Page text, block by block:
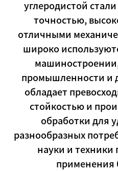
углеродистой
точностью,
отличными
широко
промышленности и
обладает
стойкостью и
обработки для
разнообразных
науки и техники
применения